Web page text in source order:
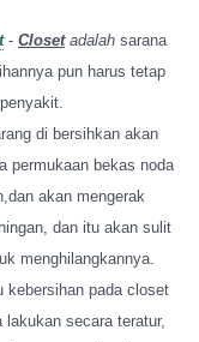
- Closetadalah sarana
pun harus tetap
di bersihkan akan
permukaan bekas noda
akan mengerak
dan itu akan sulit
menghilangkannya.
kebersihan pada closet
lakukan secara teratur,